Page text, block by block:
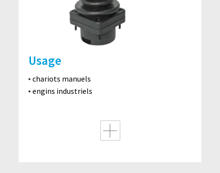
Usage
chariots manuels
engins industriels